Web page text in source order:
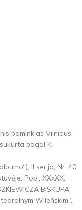
paminklas Vilniaus
pagal K.
II serija, Nr. 40.
Pop., XXxXX.
BISKUPA
Wileńskim“.